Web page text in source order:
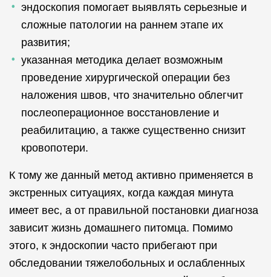
эндоскопия помогает выявлять серьезные и
сложные патологии на раннем этапе их
развития;
указанная методика делает возможным
проведение хирургической операции без
наложения швов, что значительно облегчит
послеоперационное восстановление и
реабилитацию, а также существенно снизит
кровопотери.
К тому же данный метод активно применяется в
экстренных ситуациях, когда каждая минута
имеет вес, а от правильной постановки диагноза
зависит жизнь домашнего питомца. Помимо
этого, к эндоскопии часто прибегают при
обследовании тяжелобольных и ослабленных